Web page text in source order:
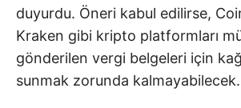
duyurdu. Öneri kabul edilirse,
Kraken gibi kripto platformları
gönderilen vergi belgeleri için
sunmak zorunda kalmayabilecek.